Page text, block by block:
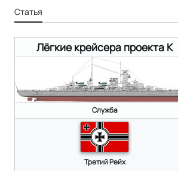
Статья
Лёгкие крейсера проекта K
Служба
Третий Рейх